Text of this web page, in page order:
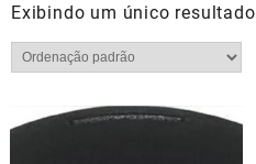
Exibindo um único resultado